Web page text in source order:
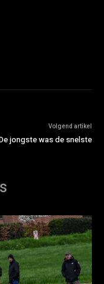
Volgend artikel
jongste was de snelste